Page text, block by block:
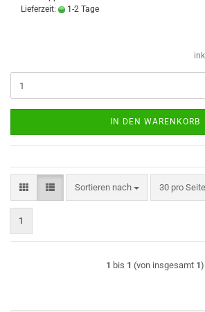
Lieferzeit:
1-2 Tage
IN DEN WARENKORB
Sortieren nach
Sortieren nach 30 pro Seite
pro Seite
1
1 bis 1 (von insgesamt 1)